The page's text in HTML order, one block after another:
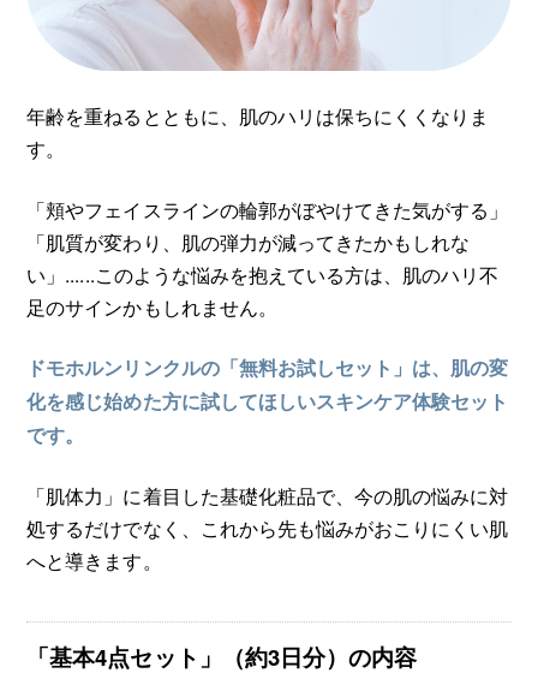
年齢を重ねるとともに、肌のハリは保ちにくくなりま
す。
「頬やフェイスラインの輪郭がぼやけてきた気がする」
「肌質が変わり、肌の弾力が減ってきたかもしれな
い」......このような悩みを抱えている方は、肌のハリ不
足のサインかもしれません。
ドモホルンリンクルの「無料お試しセット」は、肌の変
化を感じ始めた方に試してほしいスキンケア体験セット
です。
「肌体力」に着目した基礎化粧品で、今の肌の悩みに対
処するだけでなく、これから先も悩みがおこりにくい肌
へと導きます。
「基本4点セット」（約3日分）の内容